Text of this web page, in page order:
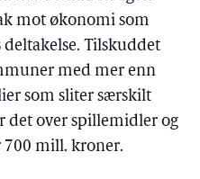
mot økonomi som
Tilskuddet
med mer enn
som sliter særskilt
det over spillemidler og
700 mill. kroner.